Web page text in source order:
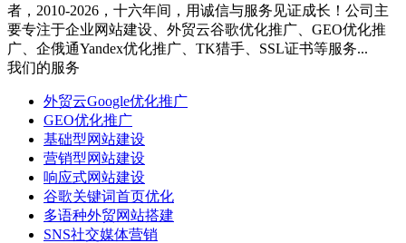
者，2010-2026，十六年间，用诚信与服务见证成长！公司主
要专注于企业网站建设、外贸云谷歌优化推广、GEO优化推
广、企俄通Yandex优化推广、TK猎手、SSL证书等服务...
我们的服务
外贸云Google优化推广
GEO优化推广
基础型网站建设
营销型网站建设
响应式网站建设
谷歌关键词首页优化
多语种外贸网站搭建
SNS社交媒体营销